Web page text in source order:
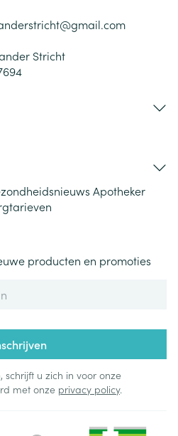
gmail.com
Stricht
Apotheker
producten en promoties
schrijft u zich in voor onze
met onze privacy policy.